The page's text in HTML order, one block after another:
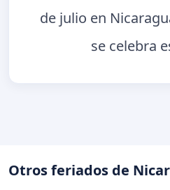
de julio en
se celebra
Otros feriados de